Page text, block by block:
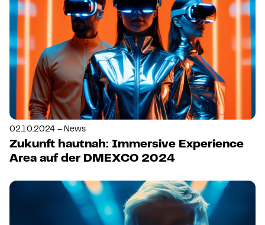
02.10.2024 – News
Zukunft hautnah: Immersive Experience
Area auf der DMEXCO 2024